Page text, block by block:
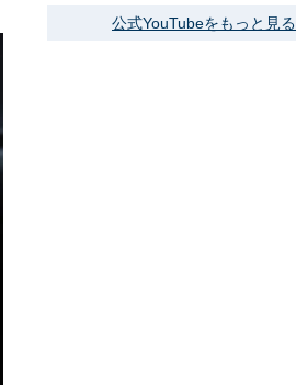
公式YouTubeをもっと見る